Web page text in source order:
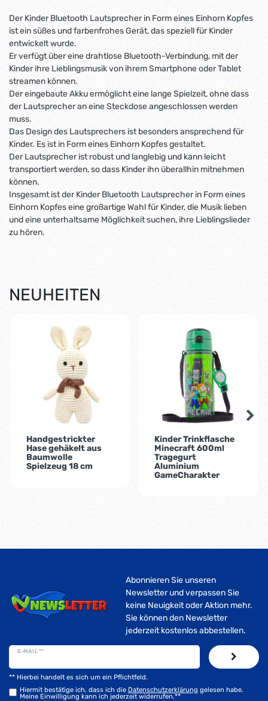
Der Kinder Bluetooth Lautsprecher in Form eines Einhorn Kopfes
ist ein süßes und farbenfrohes Gerät, das speziell für Kinder
entwickelt wurde.
Er verfügt über eine drahtlose Bluetooth-Verbindung, mit der
Kinder ihre Lieblingsmusik von ihrem Smartphone oder Tablet
streamen können.
Der eingebaute Akku ermöglicht eine lange Spielzeit, ohne dass
der Lautsprecher an eine Steckdose angeschlossen werden
muss.
Das Design des Lautsprechers ist besonders ansprechend für
Kinder. Es ist in Form eines Einhorn Kopfes gestaltet.
Der Lautsprecher ist robust und langlebig und kann leicht
transportiert werden, so dass Kinder ihn überallhin mitnehmen
können.
Insgesamt ist der Kinder Bluetooth Lautsprecher in Form eines
Einhorn Kopfes eine großartige Wahl für Kinder, die Musik lieben
und eine unterhaltsame Möglichkeit suchen, ihre Lieblingslieder
zu hören.
NEUHEITEN
Handgestrickter
Hase gehäkelt aus
Baumwolle
Spielzeug 18 cm
Kinder Trinkflasche
Minecraft 600ml
Tragegurt
Aluminium
GameCharakter
Abonnieren Sie unseren
Newsletter und verpassen Sie
keine Neuigkeit oder Aktion mehr.
Sie können den Newsletter
jederzeit kostenlos abbestellen.
E-MAIL **
Hiermit bestätige ich, dass ich die Daten­schutz­erklärung gelesen habe.
Meine Einwilligung kann ich jederzeit widerrufen.**
** Hierbei handelt es sich um ein Pflichtfeld.